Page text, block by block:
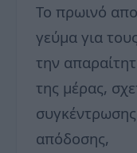
Το πρωινό
γεύμα για
την
της μέρας,
απόδοσης,